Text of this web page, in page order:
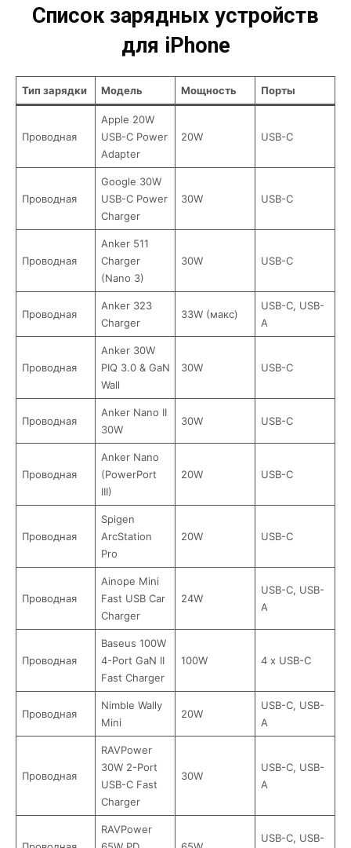
Список зарядных устройств
для iPhone
Тип зарядки Модель Мощность Порты
Проводная
Apple 20W
USB-C Power
Adapter
20W USB-C
Проводная
Google 30W
USB-C Power
Charger
30W USB-C
Проводная
Anker 511
Charger
(Nano 3)
30W USB-C
Проводная
Anker 323
Charger
33W (макс)
USB-C, USB-
A
Проводная
Anker 30W
PIQ 3.0 & GaN
Wall
30W USB-C
Проводная
Anker Nano II
30W
30W USB-C
Проводная
Anker Nano
(PowerPort
III)
20W USB-C
Проводная
Spigen
ArcStation
Pro
20W USB-C
Проводная
Ainope Mini
Fast USB Car
Charger
24W
USB-C, USB-
A
Проводная
Baseus 100W
4-Port GaN II
Fast Charger
100W 4 x USB-C
Проводная
Nimble Wally
Mini
20W
USB-C, USB-
A
Проводная
RAVPower
30W 2-Port
USB-C Fast
Charger
30W
USB-C, USB-
A
RAVPower
USB-C, USB-